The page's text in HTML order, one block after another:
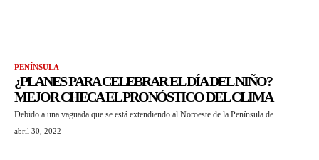
PENÍNSULA
¿PLANES PARA CELEBRAR EL DÍA DEL NIÑO?
MEJOR CHECA EL PRONÓSTICO DEL CLIMA
Debido a una vaguada que se está extendiendo al Noroeste de la Península de...
abril 30, 2022